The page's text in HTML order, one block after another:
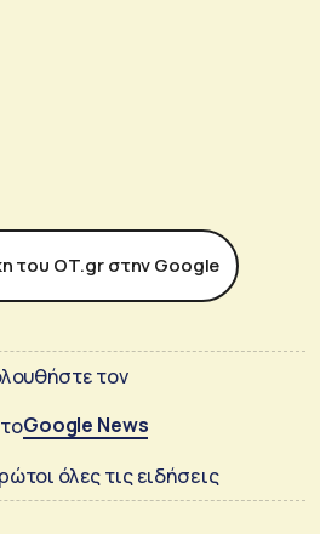
του ΟΤ.gr στην Google
τον
Google News
όλες τις ειδήσεις